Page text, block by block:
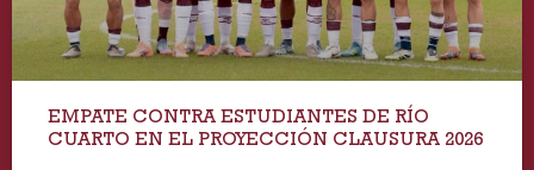
EMPATE CONTRA ESTUDIANTES DE RÍO
CUARTO EN EL PROYECCIÓN CLAUSURA 2026